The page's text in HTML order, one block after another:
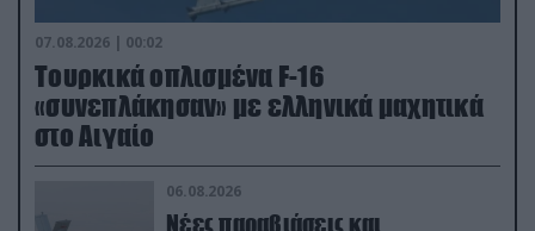
07.08.2026 | 00:02
Τουρκικά οπλισμένα F-16
«συνεπλάκησαν» με ελληνικά μαχητικά
στο Αιγαίο
06.08.2026
Νέες παραβιάσεις και